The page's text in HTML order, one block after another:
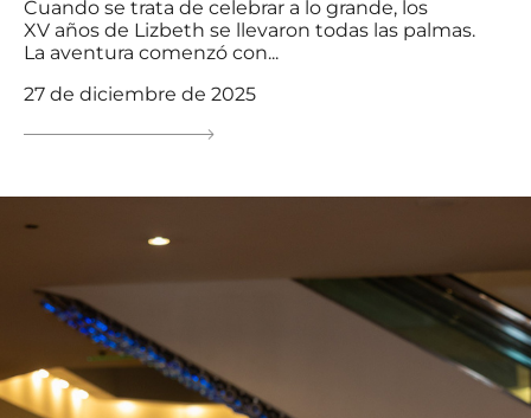
Cuando se trata de celebrar a lo grande, los
XV años de Lizbeth se llevaron todas las palmas.
La aventura comenzó con...
27 de diciembre de 2025